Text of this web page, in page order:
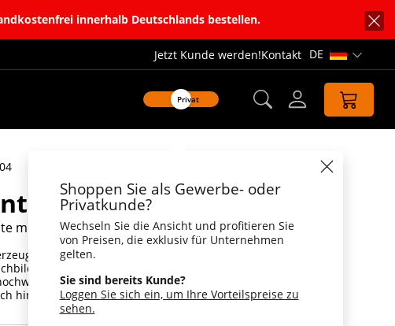
innerhalb Deutschlands bestellen.
Jetzt Kunde werden!Kontakt DE
Privat
Shoppen Sie als Gewerbe- oder
Privatkunde?
Wechseln Sie die Ansicht und profitieren Sie
von Preisen, die exklusiv für Unternehmen
gelten.
Sie sind bereits Kunde?
Loggen Sie sich ein, um Ihre Vorteilspreise zu
sehen.
Wings
mit Federoptik
durch Federoptik auf Ihren Flügeln. Die fast
sieht so aus, als ob diese Ente die Flügel
Quietscheente für die besonderen Events.
hinaus wollen.